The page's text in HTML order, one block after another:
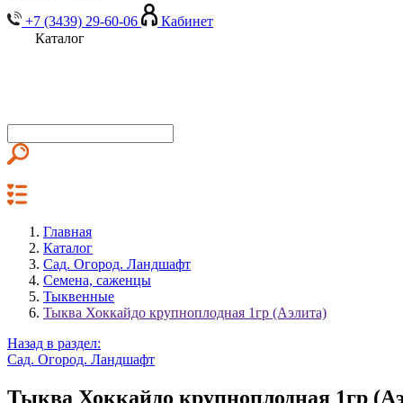
+7 (3439) 29-60-06
Кабинет
Каталог
Главная
Каталог
Сад. Огород. Ландшафт
Семена, саженцы
Тыквенные
Тыква Хоккайдо крупноплодная 1гр (Аэлита)
Назад в раздел:
Сад. Огород. Ландшафт
Тыква Хоккайдо крупноплодная 1гр